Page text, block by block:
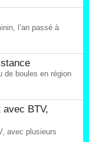
l’an passé à
de boules en région
BTV,
avec plusieurs